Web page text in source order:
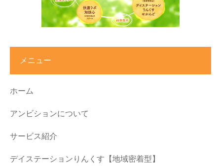
メニュー
ホーム
アンビションについて
サービス紹介
デイステーションりんくす【地域密着型】